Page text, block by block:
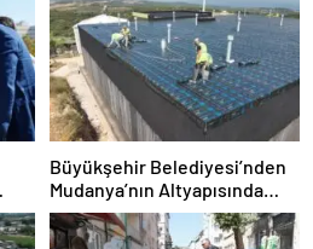
Bu
Büyükşehir Belediyesi’nden
Mudanya’nın Altyapısında
Güçlü Yatırım